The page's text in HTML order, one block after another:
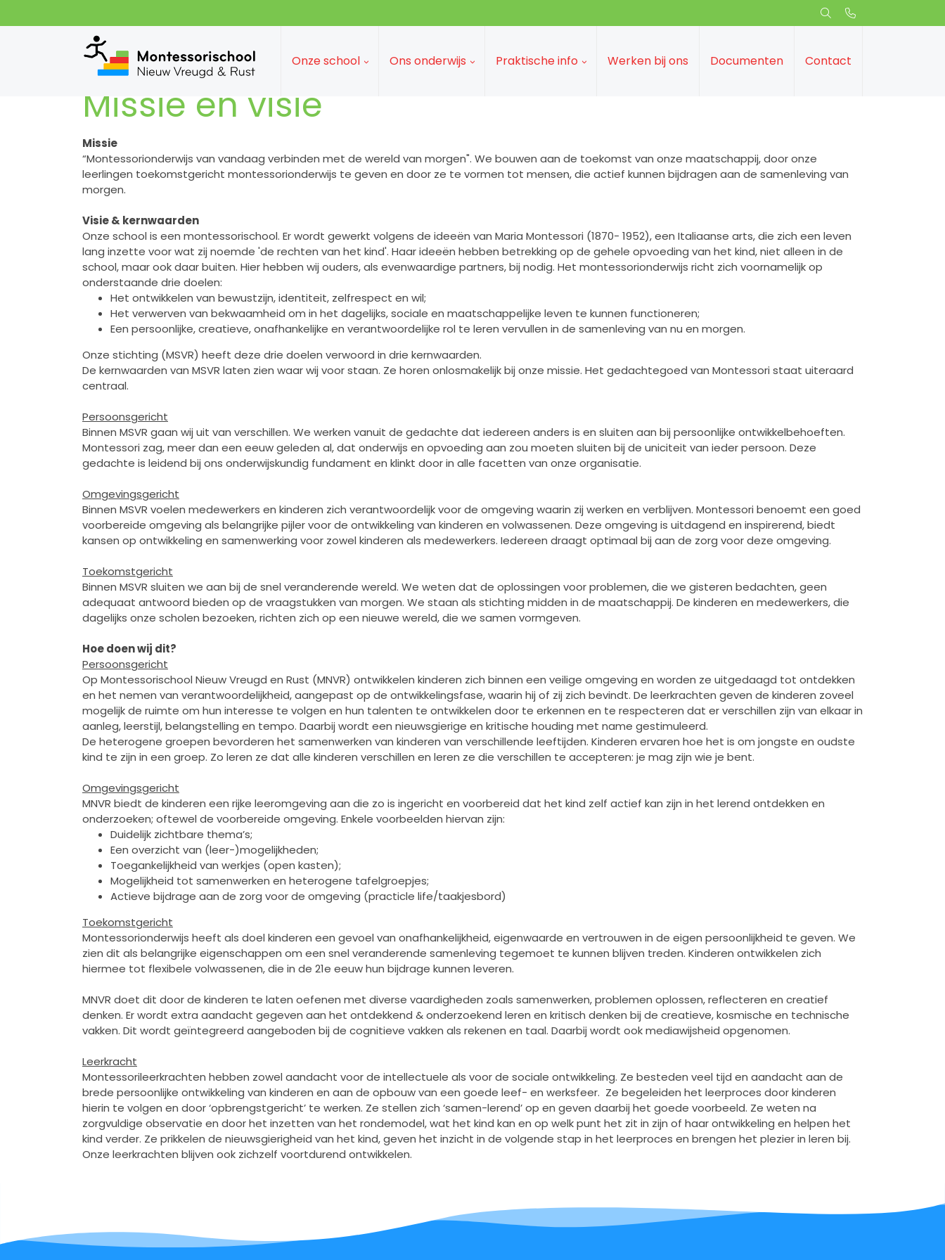
Onze school Ons onderwijs Praktische info Werken bij ons Documenten Contact
Missie en visie
Missie
“Montessorionderwijs van vandaag verbinden met de wereld van morgen". We bouwen aan de toekomst van onze maatschappij, door onze
leerlingen toekomstgericht montessorionderwijs te geven en door ze te vormen tot mensen, die actief kunnen bijdragen aan de samenleving van
morgen.
Visie & kernwaarden
Onze school is een montessorischool. Er wordt gewerkt volgens de ideeën van Maria Montessori (1870- 1952), een Italiaanse arts, die zich een leven
lang inzette voor wat zij noemde 'de rechten van het kind'. Haar ideeën hebben betrekking op de gehele opvoeding van het kind, niet alleen in de
school, maar ook daar buiten. Hier hebben wij ouders, als evenwaardige partners, bij nodig. Het montessorionderwijs richt zich voornamelijk op
onderstaande drie doelen:
Het ontwikkelen van bewustzijn, identiteit, zelfrespect en wil;
Het verwerven van bekwaamheid om in het dagelijks, sociale en maatschappelijke leven te kunnen functioneren;
Een persoonlijke, creatieve, onafhankelijke en verantwoordelijke rol te leren vervullen in de samenleving van nu en morgen.
Onze stichting (MSVR) heeft deze drie doelen verwoord in drie kernwaarden.
De kernwaarden van MSVR laten zien waar wij voor staan. Ze horen onlosmakelijk bij onze missie. Het gedachtegoed van Montessori staat uiteraard
centraal.
Persoonsgericht
Binnen MSVR gaan wij uit van verschillen. We werken vanuit de gedachte dat iedereen anders is en sluiten aan bij persoonlijke ontwikkelbehoeften.
Montessori zag, meer dan een eeuw geleden al, dat onderwijs en opvoeding aan zou moeten sluiten bij de uniciteit van ieder persoon. Deze
gedachte is leidend bij ons onderwijskundig fundament en klinkt door in alle facetten van onze organisatie.
Omgevingsgericht
Binnen MSVR voelen medewerkers en kinderen zich verantwoordelijk voor de omgeving waarin zij werken en verblijven. Montessori benoemt een goed
voorbereide omgeving als belangrijke pijler voor de ontwikkeling van kinderen en volwassenen. Deze omgeving is uitdagend en inspirerend, biedt
kansen op ontwikkeling en samenwerking voor zowel kinderen als medewerkers. Iedereen draagt optimaal bij aan de zorg voor deze omgeving.
Toekomstgericht
Binnen MSVR sluiten we aan bij de snel veranderende wereld. We weten dat de oplossingen voor problemen, die we gisteren bedachten, geen
adequaat antwoord bieden op de vraagstukken van morgen. We staan als stichting midden in de maatschappij. De kinderen en medewerkers, die
dagelijks onze scholen bezoeken, richten zich op een nieuwe wereld, die we samen vormgeven.
Hoe doen wij dit?
Persoonsgericht
Op Montessorischool Nieuw Vreugd en Rust (MNVR) ontwikkelen kinderen zich binnen een veilige omgeving en worden ze uitgedaagd tot ontdekken
en het nemen van verantwoordelijkheid, aangepast op de ontwikkelingsfase, waarin hij of zij zich bevindt. De leerkrachten geven de kinderen zoveel
mogelijk de ruimte om hun interesse te volgen en hun talenten te ontwikkelen door te erkennen en te respecteren dat er verschillen zijn van elkaar in
aanleg, leerstijl, belangstelling en tempo. Daarbij wordt een nieuwsgierige en kritische houding met name gestimuleerd.
De heterogene groepen bevorderen het samenwerken van kinderen van verschillende leeftijden. Kinderen ervaren hoe het is om jongste en oudste
kind te zijn in een groep. Zo leren ze dat alle kinderen verschillen en leren ze die verschillen te accepteren: je mag zijn wie je bent.
Omgevingsgericht
MNVR biedt de kinderen een rijke leeromgeving aan die zo is ingericht en voorbereid dat het kind zelf actief kan zijn in het lerend ontdekken en
onderzoeken; oftewel de voorbereide omgeving. Enkele voorbeelden hiervan zijn:
Duidelijk zichtbare thema’s;
Een overzicht van (leer-)mogelijkheden;
Toegankelijkheid van werkjes (open kasten);
Mogelijkheid tot samenwerken en heterogene tafelgroepjes;
Actieve bijdrage aan de zorg voor de omgeving (practicle life/taakjesbord)
Toekomstgericht
Montessorionderwijs heeft als doel kinderen een gevoel van onafhankelijkheid, eigenwaarde en vertrouwen in de eigen persoonlijkheid te geven. We
zien dit als belangrijke eigenschappen om een snel veranderende samenleving tegemoet te kunnen blijven treden. Kinderen ontwikkelen zich
hiermee tot flexibele volwassenen, die in de 21e eeuw hun bijdrage kunnen leveren.
MNVR doet dit door de kinderen te laten oefenen met diverse vaardigheden zoals samenwerken, problemen oplossen, reflecteren en creatief
denken. Er wordt extra aandacht gegeven aan het ontdekkend & onderzoekend leren en kritisch denken bij de creatieve, kosmische en technische
vakken. Dit wordt geïntegreerd aangeboden bij de cognitieve vakken als rekenen en taal. Daarbij wordt ook mediawijsheid opgenomen.
Leerkracht
Montessorileerkrachten hebben zowel aandacht voor de intellectuele als voor de sociale ontwikkeling. Ze besteden veel tijd en aandacht aan de
brede persoonlijke ontwikkeling van kinderen en aan de opbouw van een goede leef- en werksfeer. Ze begeleiden het leerproces door kinderen
hierin te volgen en door ‘opbrengstgericht’ te werken. Ze stellen zich ‘samen-lerend’ op en geven daarbij het goede voorbeeld. Ze weten na
zorgvuldige observatie en door het inzetten van het rondemodel, wat het kind kan en op welk punt het zit in zijn of haar ontwikkeling en helpen het
kind verder. Ze prikkelen de nieuwsgierigheid van het kind, geven het inzicht in de volgende stap in het leerproces en brengen het plezier in leren bij.
Onze leerkrachten blijven ook zichzelf voortdurend ontwikkelen.